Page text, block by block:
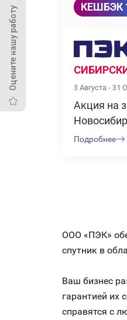
Оцените нашу работу КЕШБЭК
3 Августа - 31
Акция на
Подробнее
ООО «ПЭК»
спутник в
Ваш бизнес
гарантией их
справятся с